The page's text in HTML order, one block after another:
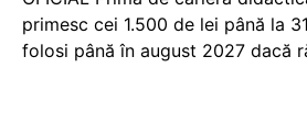
primesc cei 1.500 de lei până la
folosi până în august 2027 dacă